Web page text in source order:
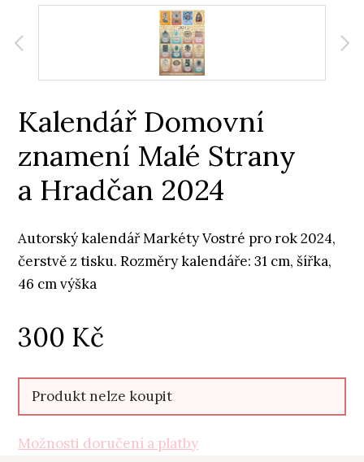
Kalendář Domovní
znamení Malé Strany
a Hradčan 2024
Autorský kalendář Markéty Vostré pro rok 2024,
čerstvě z tisku. Rozměry kalendáře: 31 cm, šířka,
46 cm výška
300 Kč
Produkt nelze koupit
Možnosti doručení a platby